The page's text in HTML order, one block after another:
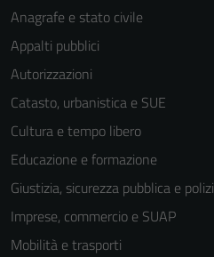
Anagrafe e stato civile
Appalti pubblici
Autorizzazioni
Catasto, urbanistica e SUE
Cultura e tempo libero
Educazione e formazione
Giustizia, sicurezza pubblica e
Imprese, commercio e SUAP
Mobilità e trasporti